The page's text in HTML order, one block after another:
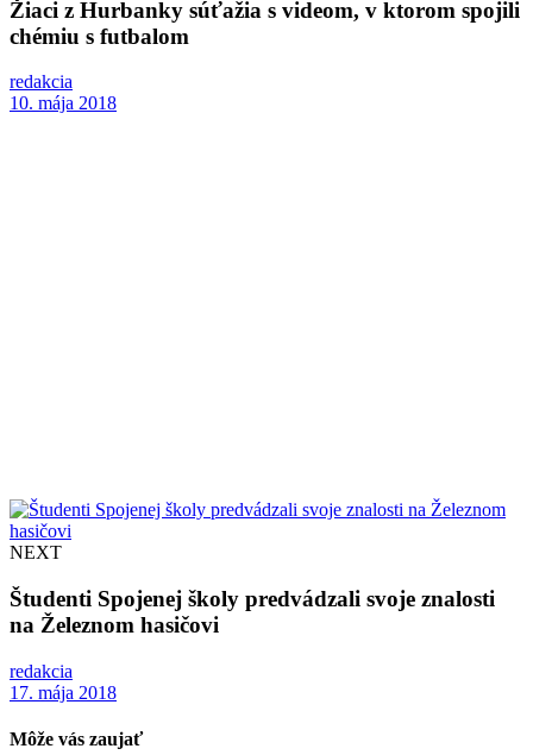
Žiaci z Hurbanky súťažia s videom, v ktorom spojili
chémiu s futbalom
redakcia
10. mája 2018
NEXT
Študenti Spojenej školy predvádzali svoje znalosti
na Železnom hasičovi
redakcia
17. mája 2018
Môže vás zaujať